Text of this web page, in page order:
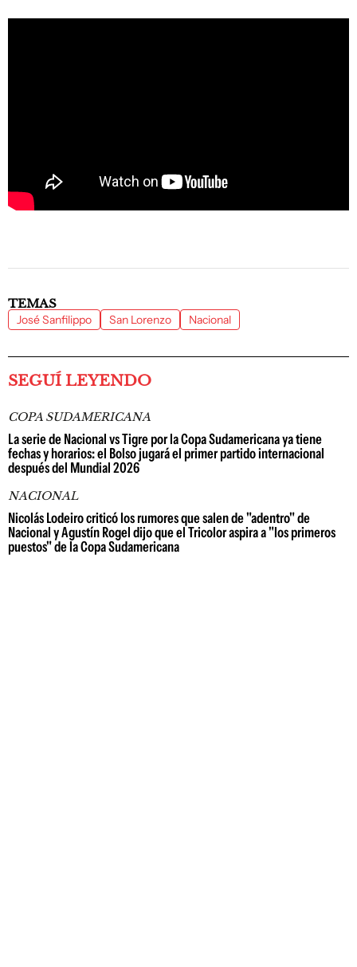
TEMAS
José Sanfilippo San Lorenzo Nacional
SEGUÍ LEYENDO
COPA SUDAMERICANA
La serie de Nacional vs Tigre por la Copa Sudamericana ya tiene
fechas y horarios: el Bolso jugará el primer partido internacional
después del Mundial 2026
NACIONAL
Nicolás Lodeiro criticó los rumores que salen de "adentro" de
Nacional y Agustín Rogel dijo que el Tricolor aspira a "los primeros
puestos" de la Copa Sudamericana